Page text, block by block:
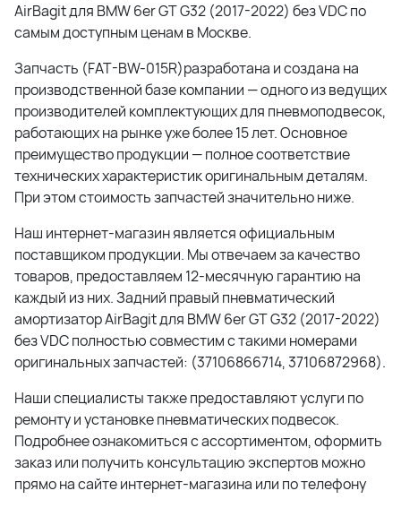
AirBagit для BMW 6er GT G32 (2017-2022) без VDC по
самым доступным ценам в Москве.
Запчасть (FAT-BW-015R)разработана и создана на
производственной базе компании — одного из ведущих
производителей комплектующих для пневмоподвесок,
работающих на рынке уже более 15 лет. Основное
преимущество продукции — полное соответствие
технических характеристик оригинальным деталям.
При этом стоимость запчастей значительно ниже.
Наш интернет-магазин является официальным
поставщиком продукции. Мы отвечаем за качество
товаров, предоставляем 12-месячную гарантию на
каждый из них. Задний правый пневматический
амортизатор AirBagit для BMW 6er GT G32 (2017-2022)
без VDC полностью совместим с такими номерами
оригинальных запчастей: (37106866714, 37106872968).
Наши специалисты также предоставляют услуги по
ремонту и установке пневматических подвесок.
Подробнее ознакомиться с ассортиментом, оформить
заказ или получить консультацию экспертов можно
прямо на сайте интернет-магазина или по телефону